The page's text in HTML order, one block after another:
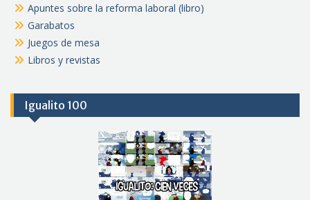
Apuntes sobre la reforma laboral (libro)
Garabatos
Juegos de mesa
Libros y revistas
Igualito 100